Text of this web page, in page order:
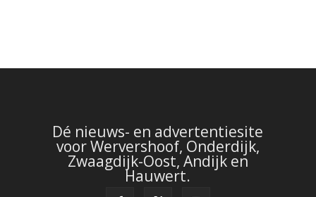
Dé nieuws- en advertentiesite
voor Wervershoof, Onderdijk,
Zwaagdijk-Oost, Andijk en
Hauwert.